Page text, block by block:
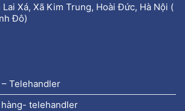
Xá, Xã Kim Trung, Hoài Đức, Hà Nội (
Đô)
Telehandler
telehandler